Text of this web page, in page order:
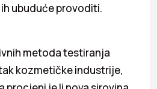
ubuduće provoditi.
metoda testiranja
kozmetičke industrije,